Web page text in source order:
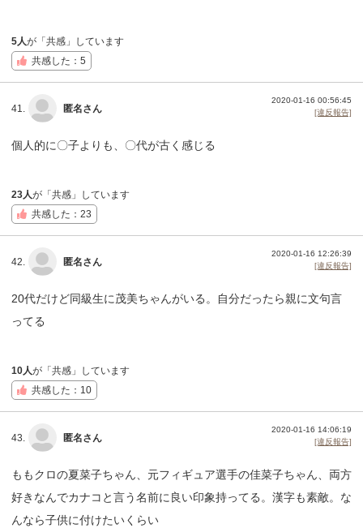
5人が「共感」しています
共感した：5
41. 匿名さん
2020-01-16 00:56:45
[違反報告]
個人的に〇子よりも、〇代が古く感じる
23人が「共感」しています
共感した：23
42. 匿名さん
2020-01-16 12:26:39
[違反報告]
20代だけど同級生に茂美ちゃんがいる。自分だったら親に文句言
ってる
10人が「共感」しています
共感した：10
43. 匿名さん
2020-01-16 14:06:19
[違反報告]
ももクロの夏菜子ちゃん、元フィギュア選手の佳菜子ちゃん、両方
好きなんでカナコと言う名前に良い印象持ってる。漢字も素敵。な
んなら子供に付けたいくらい